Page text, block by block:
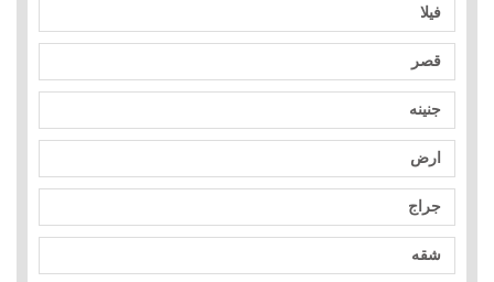
فيلا
قصر
جنينه
ارض
جراج
شقه